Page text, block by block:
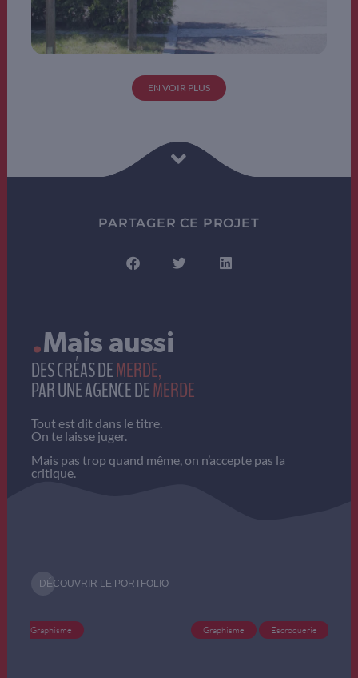
EN VOIR PLUS
PARTAGER CE PROJET
Graphisme
.Mais aussi
DES CRÉAS DEMERDE,
PAR UNE AGENCE DEMERDE
Tout est dit dans le titre.
On te laisse juger.
Mais pas trop quand même, on n’accepte pas la
critique.
DÉCOUVRIR LE PORTFOLIO